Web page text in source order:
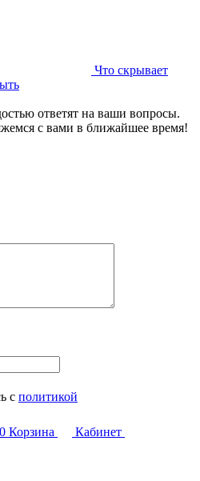
Что скрывает
ответят на ваши вопросы.
с вами в ближайшее время!
с политикой
0 Корзина
Кабинет